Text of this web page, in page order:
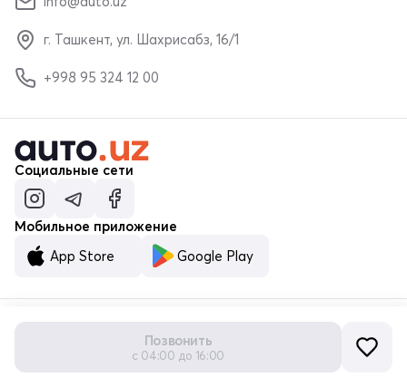
Позвонить
с 04:00 до 16:00
г. Ташкент, ул. Шахрисабз, 16/1
+998 95 324 12 00
Социальные сети
Мобильное приложение
App Store
Google Play
© ООО «MALUMOTNOMA» 2023–2026